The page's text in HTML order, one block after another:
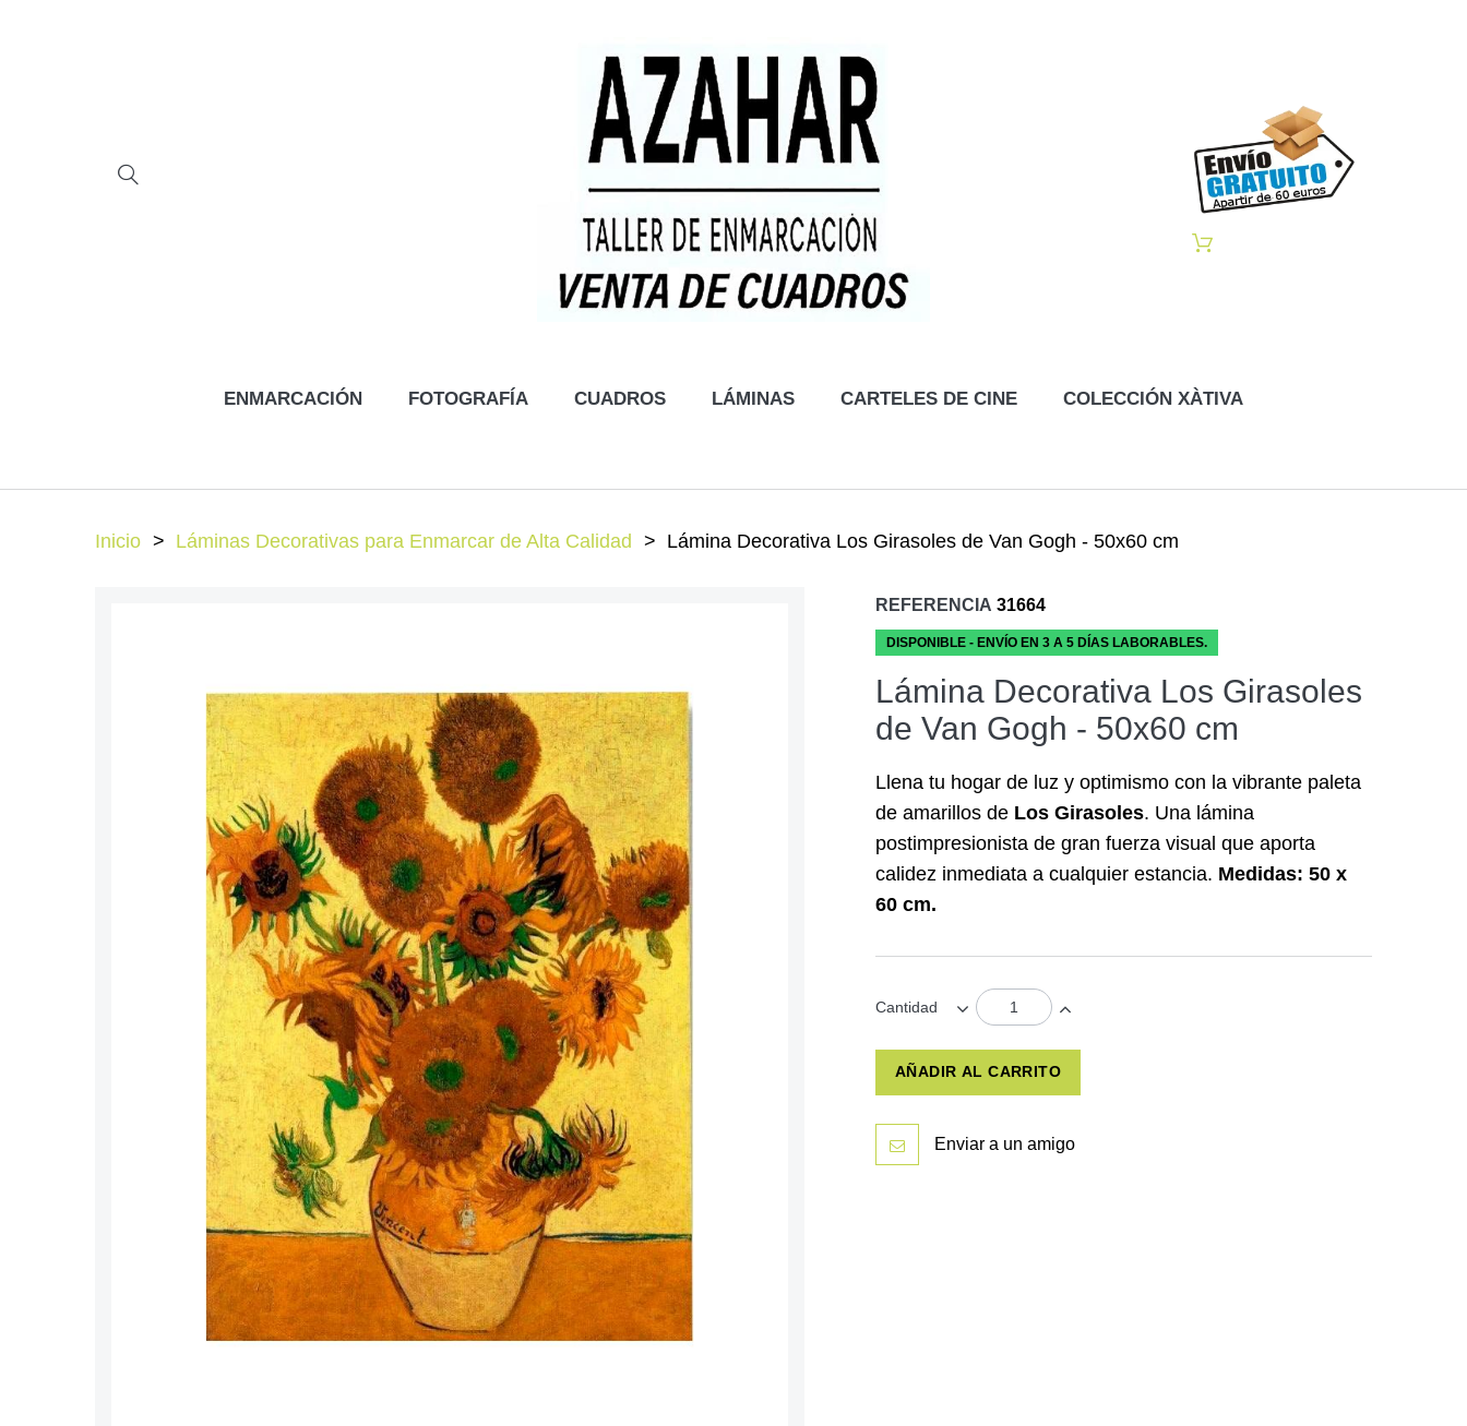
ENMARCACIÓN FOTOGRAFÍA CUADROS LÁMINAS CARTELES DE CINE COLECCIÓN XÀTIVA
Inicio Láminas Decorativas para Enmarcar de Alta Calidad Lámina Decorativa Los Girasoles de Van Gogh - 50x60 cm
REFERENCIA 31664
DISPONIBLE - ENVÍO EN 3 A 5 DÍAS LABORABLES.
Lámina Decorativa Los Girasoles
de Van Gogh - 50x60 cm
Llena tu hogar de luz y optimismo con la vibrante paleta
de amarillos de Los Girasoles. Una lámina
postimpresionista de gran fuerza visual que aporta
calidez inmediata a cualquier estancia. Medidas: 50 x
60 cm.
Cantidad
AÑADIR AL CARRITO
Enviar a un amigo